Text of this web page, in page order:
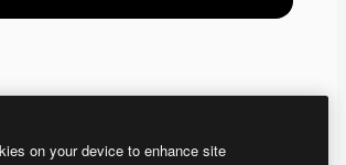
on your device to enhance site